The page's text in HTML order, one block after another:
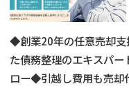
◆創業20年の任意売却
た債務整理のエキスパ
ロー◆引越し費用も売却
慮した任意売却◆生活